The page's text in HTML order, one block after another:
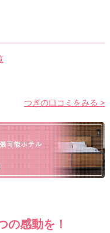
つぎの口コミをみる >
の感動を！